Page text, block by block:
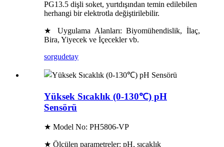
PG13.5 dişli soket, yurtdışından temin edilebilen
herhangi bir elektrotla değiştirilebilir.
★ Uygulama Alanları: Biyomühendislik, İlaç,
Bira, Yiyecek ve İçecekler vb.
sorgudetay
Yüksek Sıcaklık (0-130℃) pH
Sensörü
★ Model No: PH5806-VP
★ Ölçülen parametreler: pH, sıcaklık